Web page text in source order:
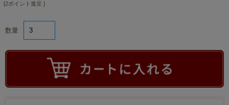
[2ポイント進呈 ]
数量